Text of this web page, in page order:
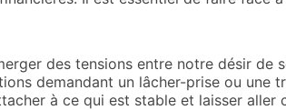
des tensions entre notre désir de
demandant un lâcher-prise ou une
à ce qui est stable et laisser aller